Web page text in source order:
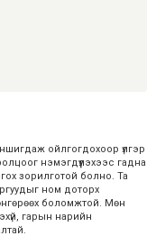
ойлгогдохоор үлгэр
нэмэгдүүлэхээс гадна
зорилготой болно. Та
ном доторх
боломжтой. Мөн
гарын нарийн